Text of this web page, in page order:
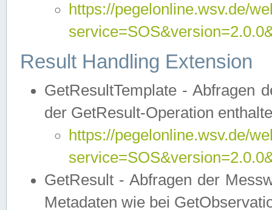
https://pegelonline.wsv.de/
Result Handling Extension
GetResultTemplate - Abfragen
der GetResult-Operation
https://pegelonline.wsv.de/
GetResult - Abfragen der
Metadaten wie bei